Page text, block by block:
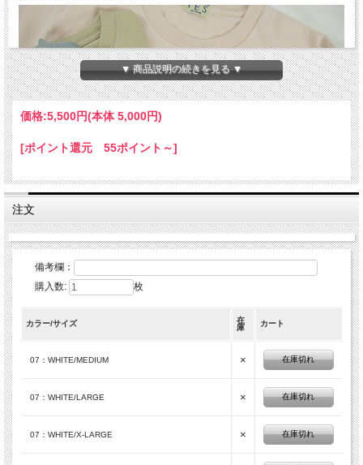
▼ 商品説明の続きを見る ▼
価格:5,500円(本体 5,000円)
[ポイント還元 55ポイント～]
注文
備考欄：
購入数:
枚
カラー/サイズ
在
庫
カート
07：WHITE/MEDIUM × 在庫切れ
07：WHITE/LARGE × 在庫切れ
07：WHITE/X-LARGE × 在庫切れ